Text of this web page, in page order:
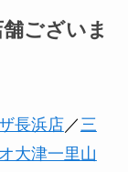
ございま
長浜店／ 三
大津一里山